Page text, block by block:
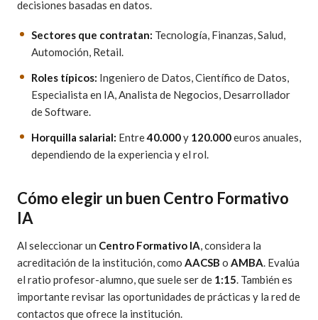
decisiones basadas en datos.
Sectores que contratan: Tecnología, Finanzas, Salud,
Automoción, Retail.
Roles típicos: Ingeniero de Datos, Científico de Datos,
Especialista en IA, Analista de Negocios, Desarrollador
de Software.
Horquilla salarial: Entre40.000y 120.000euros anuales,
dependiendo de la experiencia y el rol.
Cómo elegir un buen Centro Formativo
IA
Al seleccionar un Centro Formativo IA, considera la
acreditación de la institución, como AACSB o AMBA. Evalúa
el ratio profesor-alumno, que suele ser de 1:15. También es
importante revisar las oportunidades de prácticas y la red de
contactos que ofrece la institución.